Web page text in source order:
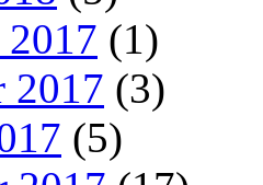
2017 (1)
2017 (3)
(5)